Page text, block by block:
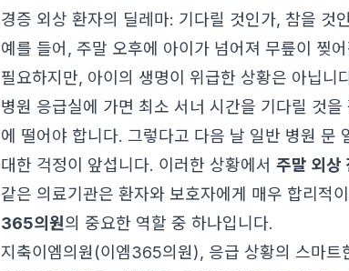
경증 외상 환자의 딜레마: 기다릴 것인가, 참을 것
예를 들어, 주말 오후에 아이가 넘어져 무릎이 찢
필요하지만, 아이의 생명이 위급한 상황은 아닙니
병원 응급실에 가면 최소 서너 시간을 기다릴 것
에 떨어야 합니다. 그렇다고 다음 날 일반 병원 문
대한 걱정이 앞섭니다. 이러한 상황에서 주말 외상
같은 의료기관은 환자와 보호자에게 매우 합리적
365의원의 중요한 역할 중 하나입니다.
지축이엠의원(이엠365의원), 응급 상황의 스마트